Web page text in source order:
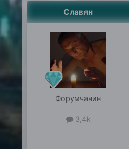
Славян
Форумчанин
3,4k